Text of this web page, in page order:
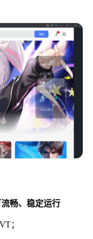
畅、稳定运行
；